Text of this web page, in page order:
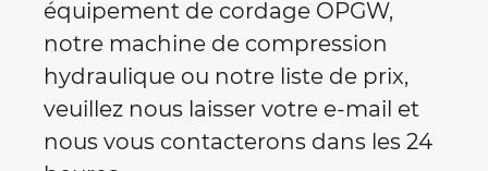
équipement de cordage OPGW,
notre machine de compression
hydraulique ou notre liste de prix,
veuillez nous laisser votre e-mail et
nous vous contacterons dans les 24